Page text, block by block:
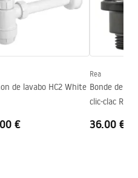
420mm
Non
_5.pdf
de lavabo HC2 White
€
Rea
Bonde de
clic-clac Rea
36.00 €